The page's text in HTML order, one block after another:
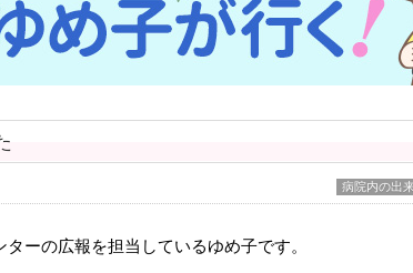
病院内の出
ーの広報を担当しているゆめ子です。